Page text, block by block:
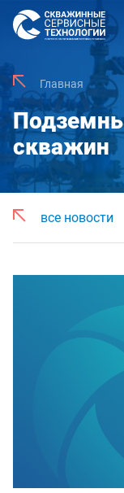
Главная
скважин
все новости